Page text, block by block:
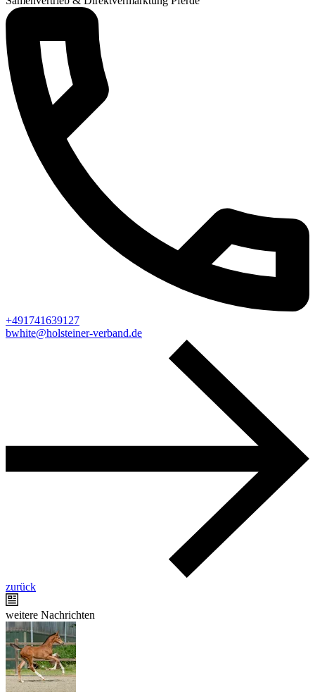
+491741639127
bwhite@holsteiner-verband.de
zurück
weitere Nachrichten